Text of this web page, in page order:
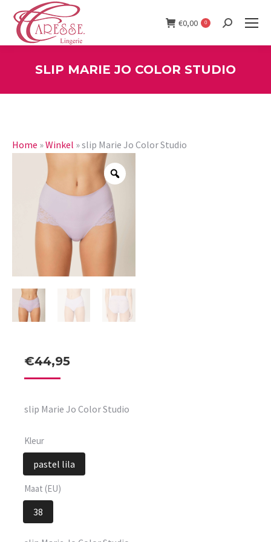
€0,00 0 Search:
SLIP MARIE JO COLOR STUDIO
Home »Winkel »slip Marie Jo Color Studio
€44,95
slip Marie Jo Color Studio
Kleur
pastel lila
Maat (EU)
38